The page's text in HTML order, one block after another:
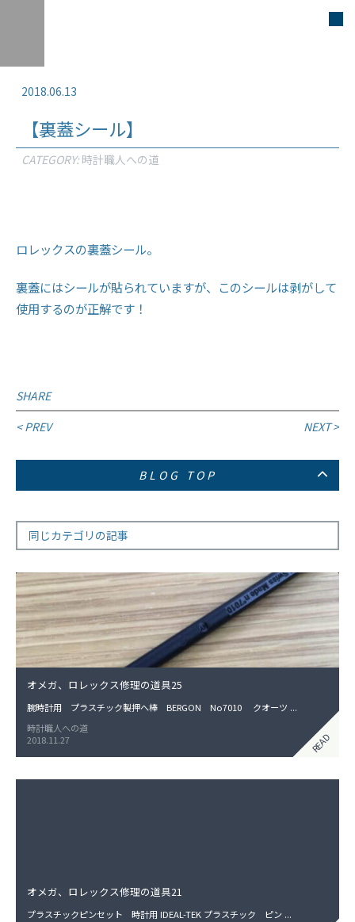
2018.06.13
【裏蓋シール】
CATEGORY: 時計職人への道
ロレックスの裏蓋シール。
裏蓋にはシールが貼られていますが、このシールは剥がして
使用するのが正解です！
SHARE
投
シ
ョ
ン
< PREV NEXT >
BLOG TOP
同じカテゴリの記事
オメガ、ロレックス修理の道具25
腕時計用 プラスチック製押へ棒 BERGON No7010 クオーツ ...
時計職人への道
2018.11.27
READ
オメガ、ロレックス修理の道具21
プラスチックピンセット 時計用 IDEAL-TEK プラスチック ピン ...